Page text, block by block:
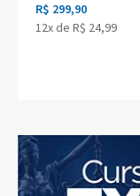
R$ 299,90
12x de R$ 24,99